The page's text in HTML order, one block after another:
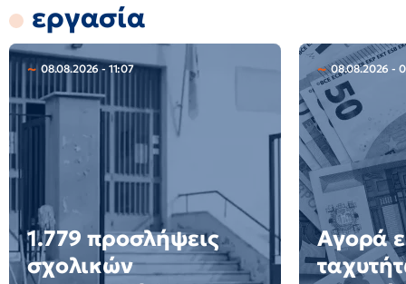
εργασία
08.08.2026 - 11:07
1.779 προσλήψεις
σχολικών
08.08.2026 -
Αγορά